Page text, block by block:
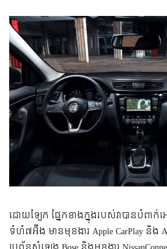
ដោយឡែក ផ្នែកខាងក្នុងរបស់វាបានបំពាក់អេ
ទំហំ៧អ៊ីង មានមុខងារ Apple CarPlay និង